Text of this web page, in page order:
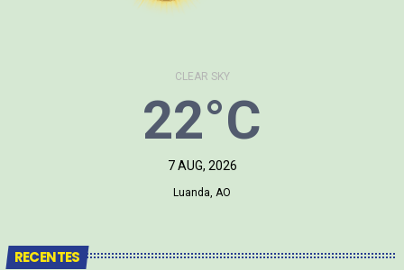
CLEAR SKY
22°C
7 AUG, 2026
Luanda, AO
RECENTES